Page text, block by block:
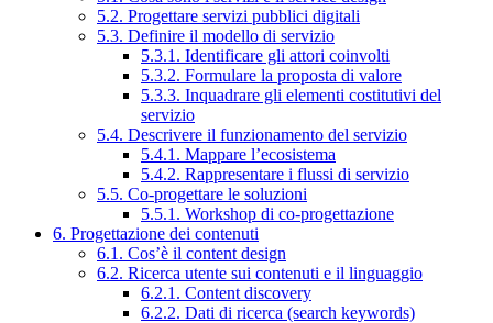
5.2. Progettare servizi pubblici digitali
5.3. Definire il modello di servizio
5.3.1. Identificare gli attori coinvolti
5.3.2. Formulare la proposta di valore
5.3.3. Inquadrare gli elementi costitutivi del
servizio
5.4. Descrivere il funzionamento del servizio
5.4.1. Mappare l’ecosistema
5.4.2. Rappresentare i flussi di servizio
5.5. Co-progettare le soluzioni
5.5.1. Workshop di co-progettazione
6. Progettazione dei contenuti
6.1. Cos’è il content design
6.2. Ricerca utente sui contenuti e il linguaggio
6.2.1. Content discovery
6.2.2. Dati di ricerca (search keywords)